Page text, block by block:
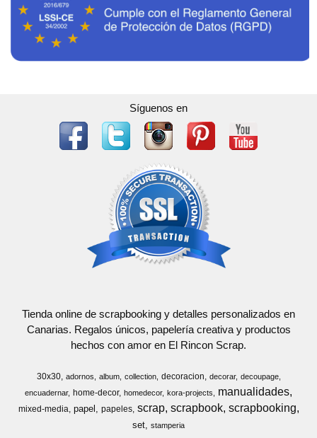
Síguenos en
Tienda online de scrapbooking y detalles personalizados en
Canarias. Regalos únicos, papelería creativa y productos
hechos con amor en El Rincon Scrap.
30x30 adornos album collection decoracion decorar
decoupage
encuadernar
home-decor homedecor kora-projects manualidades
mixed-media papel papeles scrap scrapbook scrapbooking
set stamperia